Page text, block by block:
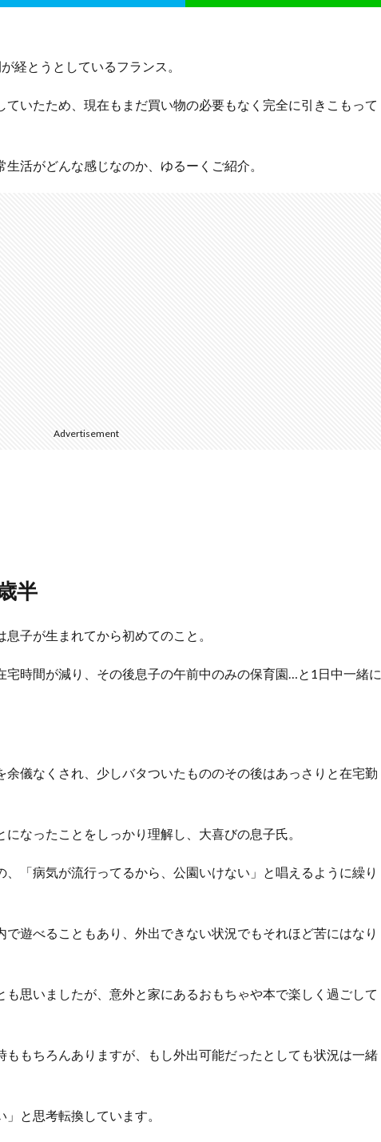
経とうとしているフランス。
いたため、現在もまだ買い物の必要もなく完全に引きこもって
活がどんな感じなのか、ゆるーくご紹介。
Advertisement
半
子が生まれてから初めてのこと。
宅時間が減り、その後息子の午前中のみの保育園…と1日中一緒に
儀なくされ、少しバタついたもののその後はあっさりと在宅勤
なったことをしっかり理解し、大喜びの息子氏。
「病気が流行ってるから、公園いけない」と唱えるように繰り
遊べることもあり、外出できない状況でもそれほど苦にはなり
思いましたが、意外と家にあるおもちゃや本で楽しく過ごして
ももちろんありますが、もし外出可能だったとしても状況は一緒
と思考転換しています。